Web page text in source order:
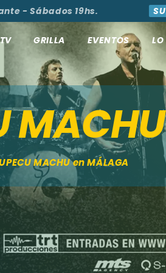
- Sábados 19hs.
TV GRILLA EVENTOS LO
MACHU en MÁLAGA